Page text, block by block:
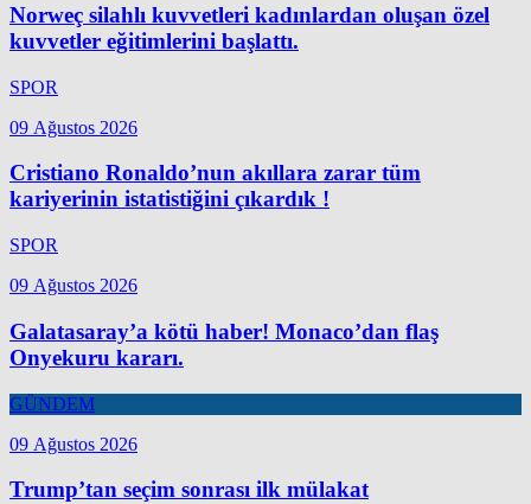
Norweç silahlı kuvvetleri kadınlardan oluşan özel
kuvvetler eğitimlerini başlattı.
SPOR
09 Ağustos 2026
Cristiano Ronaldo’nun akıllara zarar tüm
kariyerinin istatistiğini çıkardık !
SPOR
09 Ağustos 2026
Galatasaray’a kötü haber! Monaco’dan flaş
Onyekuru kararı.
GÜNDEM
09 Ağustos 2026
Trump’tan seçim sonrası ilk mülakat